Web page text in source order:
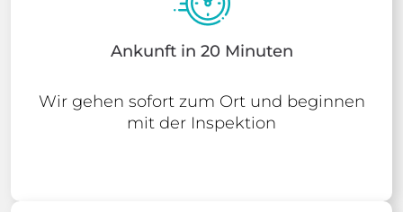
Ankunft in 20 Minuten
Wir gehen sofort zum Ort und beginnen
mit der Inspektion